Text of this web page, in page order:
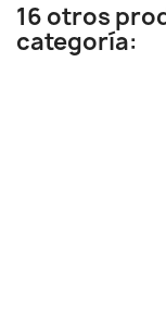
16 otros
categoría: